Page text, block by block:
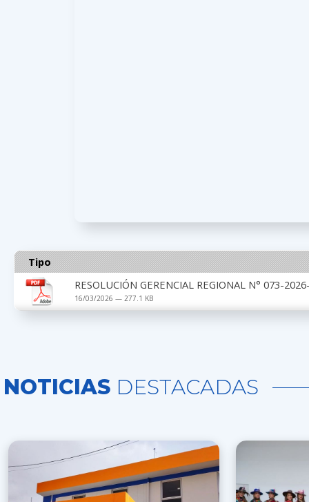
Tipo
RESOLUCIÓN GERENCIAL REGIONAL N° 073-
16/03/2026 — 277.1 KB
NOTICIAS DESTACADAS